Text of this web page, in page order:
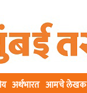
अर्थभारत आमचे लेखक